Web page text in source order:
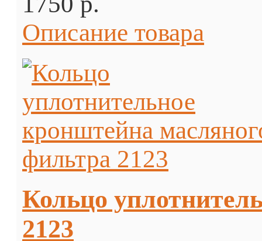
Описание товара
Кольцо
2123